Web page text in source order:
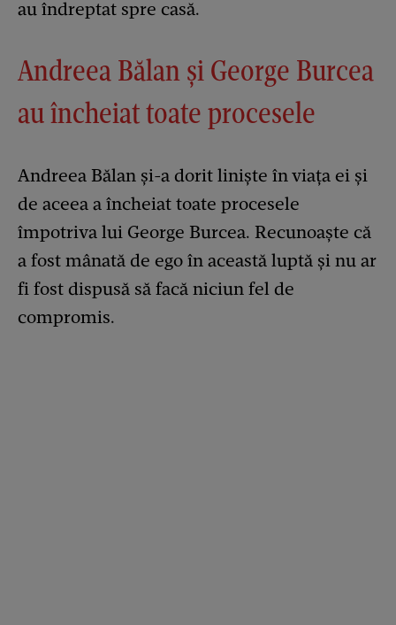
au îndreptat spre casă.
Andreea Bălan și George Burcea
au încheiat toate procesele
Andreea Bălan și-a dorit liniște în viața ei și
de aceea a încheiat toate procesele
împotriva lui George Burcea. Recunoaște că
a fost mânată de ego în această luptă și nu ar
fi fost dispusă să facă niciun fel de
compromis.